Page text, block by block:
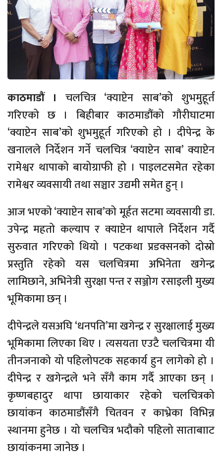
काठमाडौं । चलचित्र ‘क्याप्टेन साब’को शुभमुहूर्त
गरिएको छ । बिहीबार काठमाडौंको गौरीघाटमा
‘क्याप्टेन साब’को शुभमुहूर्त गरिएको हो । दीपेन्द्र के
खनालले निर्देशन गर्ने चलचित्र ‘क्याप्टेन साब’ क्याप्टेन
रामेश्वर थापाको बायोग्राफी हो । पाइलटसमेत रहेका
रामेश्वर व्यवसायी तथा सञ्चार उद्यमी समेत हुन् ।
आज भएको ‘क्याप्टेन साब’को मूर्हत सटमा व्यवसायी डा.
उपेन्द्र महतो कल्याप र क्याप्टेन थापाले निर्देशन गर्दै
सुरुवात गरिएको थियो । पटकथा प्रडक्सनको दोस्रो
प्रस्तुति रहेको यस चलचित्रमा अभिनेता खगेन्द्र
लामिछाने, अभिनेत्री सुरक्षा पन्त र सञ्जोग रसाइली मुख्य
भूमिकामा छन् ।
दीपेन्द्रले यसअघि ‘धनपति’मा खगेन्द्र र सुरक्षालाई मुख्य
भूमिकामा लिएका थिए । त्यसयता एउटै चलचित्रमा यी
तीनजनाको यो पहिलोपटक सहकार्य हुन लागेको हो ।
दीपेन्द्र र खगेन्द्रले भने सँगै काम गर्दै आएका छन् ।
कृष्णबहादुर थापा छायाकार रहेको चलचित्रको
छायांकन काठमाडौंसँगै चितवन र काभ्रेका विभिन्न
स्थानमा हुनेछ । यो चलचित्र भदौको पहिलो साताबााट
छायांकनमा जानेछ ।